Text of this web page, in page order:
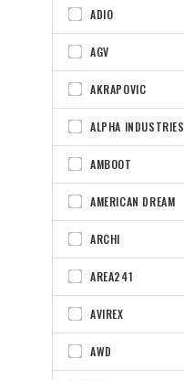
ADIO
AGV
AKRAPOVIC
ALPHA INDUSTRIES
AMBOOT
AMERICAN DREAM
ARCHI
AREA241
AVIREX
AWD